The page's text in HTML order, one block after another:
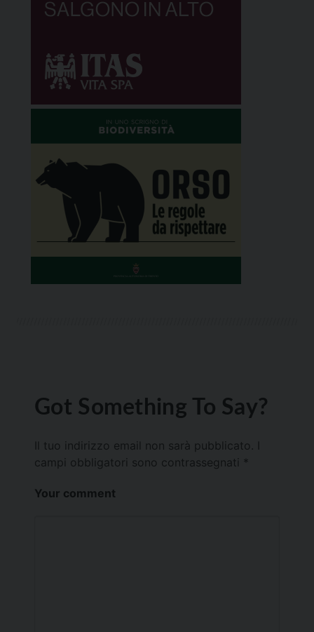
Got Something To Say?
Il tuo indirizzo email non sarà pubblicato.
campi obbligatori sono contrassegnati *
Your comment